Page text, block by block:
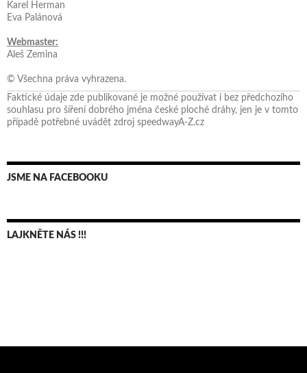
Karel Herman
Eva Palánová
Webmaster:
Aleš Zemina
© Všechna práva vyhrazena.
Faktické údaje zde publikované je možné používat i bez předchozího
souhlasu pro šíření dobrého jména české ploché dráhy, jen je v tomto
případě potřebné uvádět zdroj speedwayA-Z.cz
JSME NA FACEBOOKU
LAJKNĚTE NÁS !!!